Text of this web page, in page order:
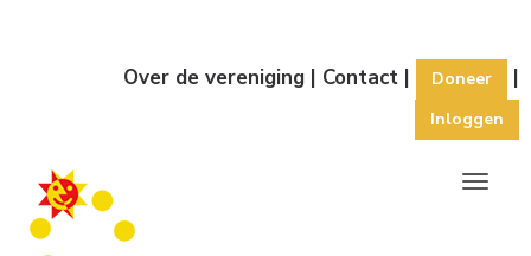
Over de vereniging | Contact | Doneer |
Inloggen